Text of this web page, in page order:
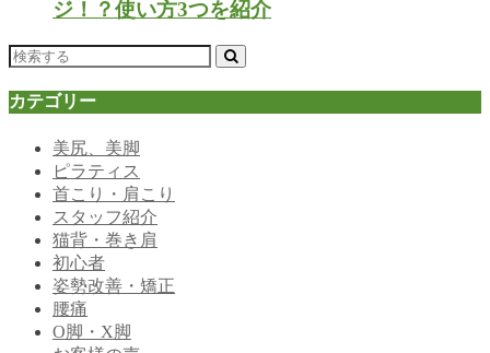
ジ！？使い方3つを紹介
カテゴリー
美尻、美脚
ピラティス
首こり・肩こり
スタッフ紹介
猫背・巻き肩
初心者
姿勢改善・矯正
腰痛
O脚・X脚